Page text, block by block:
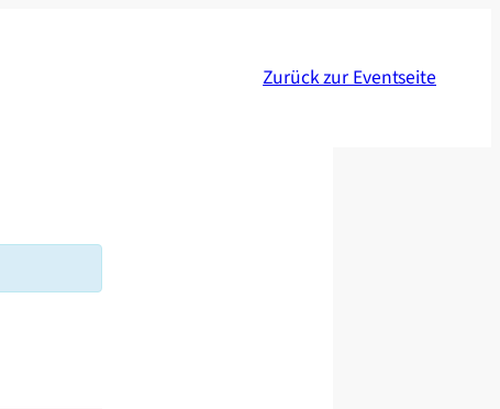
Zurück zur Eventseite